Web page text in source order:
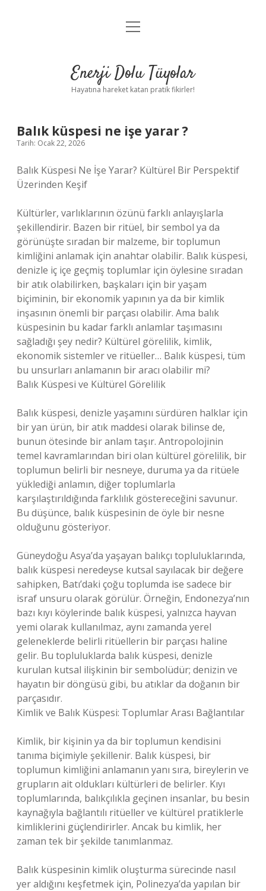
Anasayfa
Yasal Uyarı
menüyü
Enerji Dolu Tüyolar
Hayatına hareket katan pratik fikirler!
Balık küspesi ne işe yarar ?
Tarih: Ocak 22, 2026
Balık Küspesi Ne İşe Yarar? Kültürel Bir Perspektif
Üzerinden Keşif
Kültürler, varlıklarının özünü farklı anlayışlarla
şekillendirir. Bazen bir ritüel, bir sembol ya da
görünüşte sıradan bir malzeme, bir toplumun
kimliğini anlamak için anahtar olabilir. Balık küspesi,
denizle iç içe geçmiş toplumlar için öylesine sıradan
bir atık olabilirken, başkaları için bir yaşam
biçiminin, bir ekonomik yapının ya da bir kimlik
inşasının önemli bir parçası olabilir. Ama balık
küspesinin bu kadar farklı anlamlar taşımasını
sağladığı şey nedir? Kültürel görelilik, kimlik,
ekonomik sistemler ve ritüeller… Balık küspesi, tüm
bu unsurları anlamanın bir aracı olabilir mi?
Balık Küspesi ve Kültürel Görelilik
Balık küspesi, denizle yaşamını sürdüren halklar için
bir yan ürün, bir atık maddesi olarak bilinse de,
bunun ötesinde bir anlam taşır. Antropolojinin
temel kavramlarından biri olan kültürel görelilik, bir
toplumun belirli bir nesneye, duruma ya da ritüele
yüklediği anlamın, diğer toplumlarla
karşılaştırıldığında farklılık göstereceğini savunur.
Bu düşünce, balık küspesinin de öyle bir nesne
olduğunu gösteriyor.
Güneydoğu Asya’da yaşayan balıkçı topluluklarında,
balık küspesi neredeyse kutsal sayılacak bir değere
sahipken, Batı’daki çoğu toplumda ise sadece bir
israf unsuru olarak görülür. Örneğin, Endonezya’nın
bazı kıyı köylerinde balık küspesi, yalnızca hayvan
yemi olarak kullanılmaz, aynı zamanda yerel
geleneklerde belirli ritüellerin bir parçası haline
gelir. Bu topluluklarda balık küspesi, denizle
kurulan kutsal ilişkinin bir sembolüdür; denizin ve
hayatın bir döngüsü gibi, bu atıklar da doğanın bir
parçasıdır.
Kimlik ve Balık Küspesi: Toplumlar Arası Bağlantılar
Kimlik, bir kişinin ya da bir toplumun kendisini
tanıma biçimiyle şekillenir. Balık küspesi, bir
toplumun kimliğini anlamanın yanı sıra, bireylerin ve
grupların ait oldukları kültürleri de belirler. Kıyı
toplumlarında, balıkçılıkla geçinen insanlar, bu besin
kaynağıyla bağlantılı ritüeller ve kültürel pratiklerle
kimliklerini güçlendirirler. Ancak bu kimlik, her
zaman tek bir şekilde tanımlanmaz.
Balık küspesinin kimlik oluşturma sürecinde nasıl
yer aldığını keşfetmek için, Polinezya’da yapılan bir